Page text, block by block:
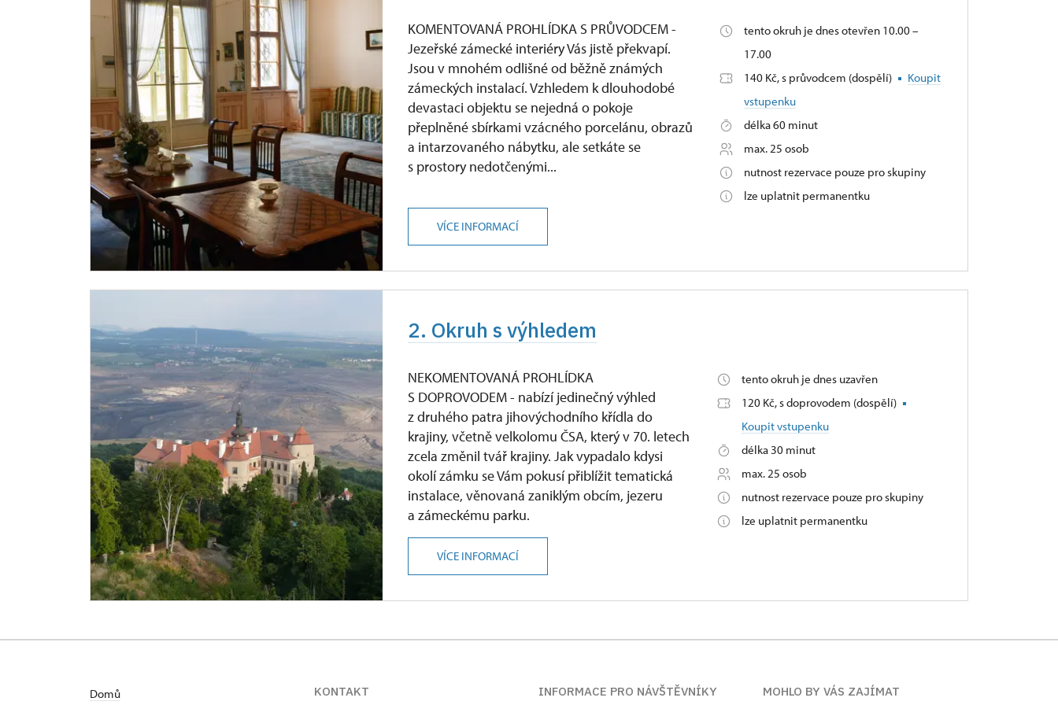
Průkaz Náš člověk *
* Platí pouze pro jednu osobu (držitele průkazu)
KOMENTOVANÁ PROHLÍDKA S PRŮVODCEM -
Jezeřské zámecké interiéry Vás jistě překvapí.
Jsou v mnohém odlišné od běžně známých
zámeckých instalací. Vzhledem k dlouhodobé
devastaci objektu se nejedná o pokoje
přeplněné sbírkami vzácného porcelánu, obrazů
a intarzovaného nábytku, ale setkáte se
s prostory nedotčenými...
tento okruh je dnes otevřen 10.00 –
17.00
140 Kč, s průvodcem (dospělí)
Koupit
vstupenku
délka 60 minut
max. 25 osob
nutnost rezervace pouze pro skupiny
lze uplatnit permanentku
VÍCE INFORMACÍ
2. Okruh s výhledem
NEKOMENTOVANÁ PROHLÍDKA
S DOPROVODEM - nabízí jedinečný výhled
z druhého patra jihovýchodního křídla do
krajiny, včetně velkolomu ČSA, který v 70. letech
zcela změnil tvář krajiny. Jak vypadalo kdysi
okolí zámku se Vám pokusí přiblížit tematická
instalace, věnovaná zaniklým obcím, jezeru
a zámeckému parku.
tento okruh je dnes uzavřen
120 Kč, s doprovodem (dospělí)
Koupit vstupenku
délka 30 minut
max. 25 osob
nutnost rezervace pouze pro skupiny
lze uplatnit permanentku
VÍCE INFORMACÍ
Domů KONTAKT INFORMACE PRO NÁVŠTĚVNÍKY MOHLO BY VÁS ZAJÍMAT